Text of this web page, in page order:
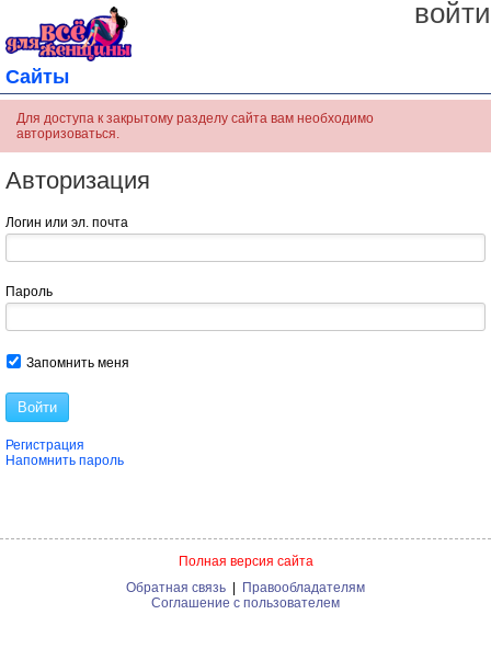
войти
Сайты
Для доступа к закрытому разделу сайта вам необходимо
авторизоваться.
Авторизация
Логин или эл. почта
Пароль
Запомнить меня
Войти
Регистрация
Напомнить пароль
Полная версия сайта
Обратная связь | Правообладателям
Соглашение с пользователем